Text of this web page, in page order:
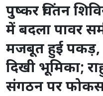
पुष्कर चिंतन
में बदला पावर
मजबूत हुई पकड़,
दिखी भूमिका;
संगठन पर